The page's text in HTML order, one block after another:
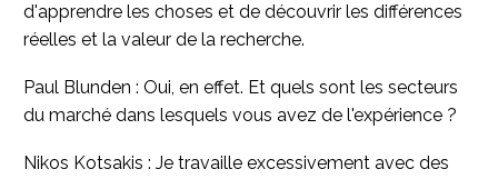
d'apprendre les choses et de découvrir les différences
réelles et la valeur de la recherche.
Paul Blunden : Oui, en effet. Et quels sont les secteurs
du marché dans lesquels vous avez de l'expérience ?
Nikos Kotsakis : Je travaille excessivement avec des